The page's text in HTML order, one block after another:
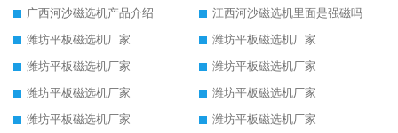
广西河沙磁选机产品介绍
江西河沙磁选机里面是强磁吗
潍坊平板磁选机厂家
潍坊平板磁选机厂家
潍坊平板磁选机厂家
潍坊平板磁选机厂家
潍坊平板磁选机厂家
潍坊平板磁选机厂家
潍坊平板磁选机厂家
潍坊平板磁选机厂家